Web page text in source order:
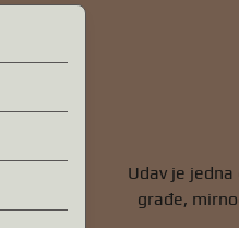
Udav je
građe,